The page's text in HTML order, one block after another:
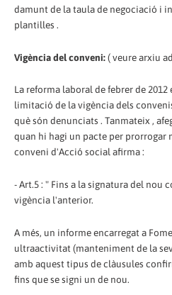
damunt de la taula de negociació i
plantilles .
Vigència del conveni:( veure arxiu
La reforma laboral de febrer de 2012
limitació de la vigència dels
què són denunciats . Tanmateix ,
quan hi hagi un pacte per prorrogar
conveni d'Acció social afirma :
- Art.5 : " Fins a la signatura del nou
vigència l'anterior.
A més, un informe encarregat a
ultraactivitat (manteniment de la
amb aquest tipus de clàusules
fins que se signi un de nou.